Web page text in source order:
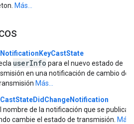
Más...
userInfo para el nuevo estado de
en una notificación de cambio de
Más...
nombre de la notificación que se
cambie el estado de transmisión.